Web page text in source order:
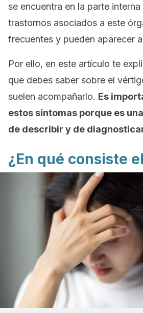
se encuentra en la parte
trastornos asociados a este
frecuentes y pueden aparecer
Por ello, en este artículo te
que debes saber sobre el
suelen acompañarlo. Es
estos síntomas porque es
de describir y de
¿En qué consiste